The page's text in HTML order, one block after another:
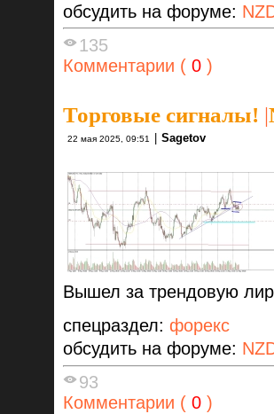
обсудить на форуме:
135
Комментарии ( 0 )
Торговые сигналы! |
22 мая 2025, 09:51 Sagetov
Вышел за трендовую
спецраздел: форекс
обсудить на форуме:
93
Комментарии ( 0 )